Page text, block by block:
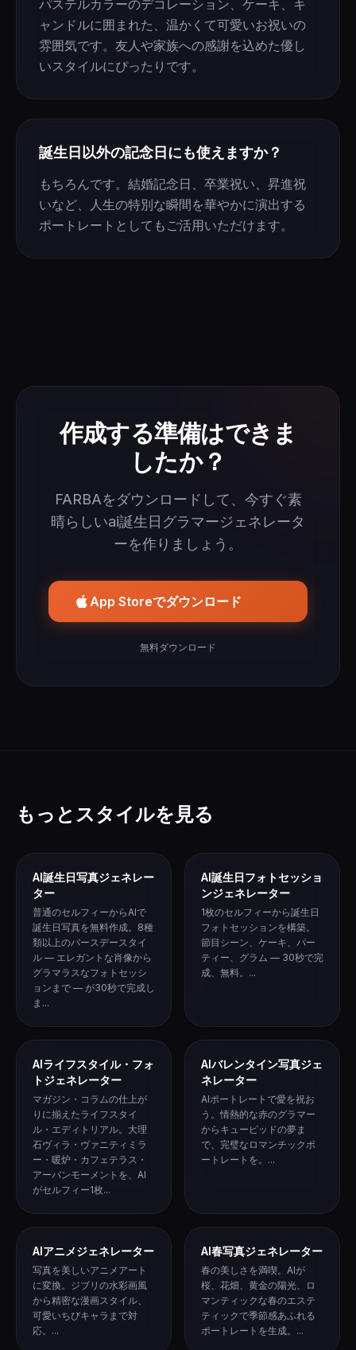
パステルカラーのデコレーション、ケーキ、キ
ャンドルに囲まれた、温かくて可愛いお祝いの
雰囲気です。友人や家族への感謝を込めた優し
いスタイルにぴったりです。
誕生日以外の記念日にも使えますか？
もちろんです。結婚記念日、卒業祝い、昇進祝
いなど、人生の特別な瞬間を華やかに演出する
ポートレートとしてもご活用いただけます。
作成する準備はできま
したか？
FARBAをダウンロードして、今すぐ素
晴らしいai誕生日グラマージェネレータ
ーを作りましょう。
App Storeでダウンロード
無料ダウンロード
もっとスタイルを見る
AI誕生日写真ジェネレー
ター
普通のセルフィーからAIで
誕生日写真を無料作成。8種
類以上のバースデースタイ
ル — エレガントな肖像から
グラマラスなフォトセッシ
ョンまで — が30秒で完成し
ま...
AI誕生日フォトセッショ
ンジェネレーター
1枚のセルフィーから誕生日
フォトセッションを構築。
節目シーン、ケーキ、パー
ティー、グラム — 30秒で完
成、無料。...
AIライフスタイル・フォ
トジェネレーター
マガジン・コラムの仕上が
りに揃えたライフスタイ
ル・エディトリアル。大理
石ヴィラ・ヴァニティミラ
ー・暖炉・カフェテラス・
アーバンモーメントを、AI
がセルフィー1枚...
AIバレンタイン写真ジェ
ネレーター
AIポートレートで愛を祝お
う。情熱的な赤のグラマー
からキューピッドの夢ま
で、完璧なロマンチックポ
ートレートを。...
AIアニメジェネレーター
写真を美しいアニメアート
に変換。ジブリの水彩画風
から精密な漫画スタイル、
可愛いちびキャラまで対
応。...
AI春写真ジェネレーター
春の美しさを満喫。AIが
桜、花畑、黄金の陽光、ロ
マンティックな春のエステ
ティックで季節感あふれる
ポートレートを生成。...